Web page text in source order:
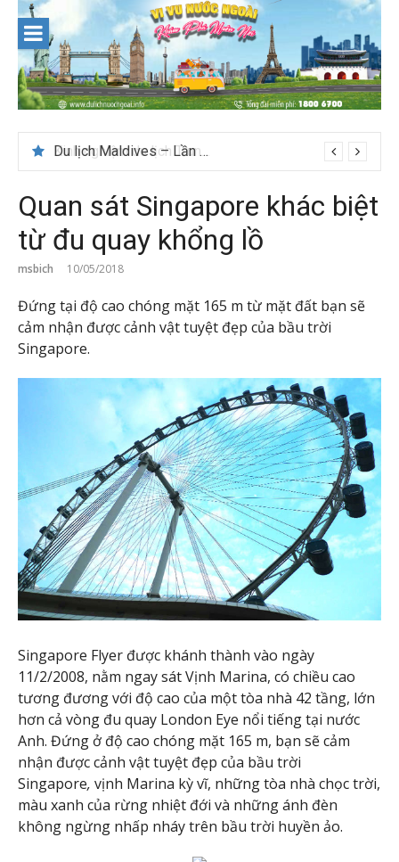
content
Du lịch Maldives – Lần đầu nên đi đâu, chơi gì?
Quan sát Singapore khác biệt
từ đu quay khổng lồ
msbich 10/05/2018
Đứng tại độ cao chóng mặt 165 m từ mặt đất bạn sẽ
cảm nhận được cảnh vật tuyệt đẹp của bầu trời
Singapore.
Singapore Flyer được khánh thành vào ngày
11/2/2008, nằm ngay sát Vịnh Marina, có chiều cao
tương đương với độ cao của một tòa nhà 42 tầng, lớn
hơn cả vòng đu quay London Eye nổi tiếng tại nước
Anh. Đứng ở độ cao chóng mặt 165 m, bạn sẽ cảm
nhận được cảnh vật tuyệt đẹp của bầu trời
Singapore, vịnh Marina kỳ vĩ, những tòa nhà chọc trời,
màu xanh của rừng nhiệt đới và những ánh đèn
không ngừng nhấp nháy trên bầu trời huyền ảo.